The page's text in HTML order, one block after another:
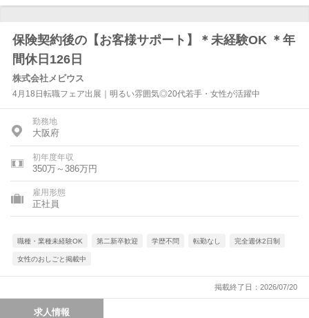
保険契約後の【お客様サポート】＊未経験OK ＊年
間休日126日
株式会社メビウス
4月18日転職フェア出展｜明るい雰囲気◎20代若手・女性が活躍中
勤務地
大阪府
初年度年収
350万～386万円
雇用形態
正社員
職種・業種未経験OK 第二新卒歓迎 学歴不問 転勤なし 完全週休2日制
女性のおしごと掲載中
掲載終了日：2026/07/20
求人情報